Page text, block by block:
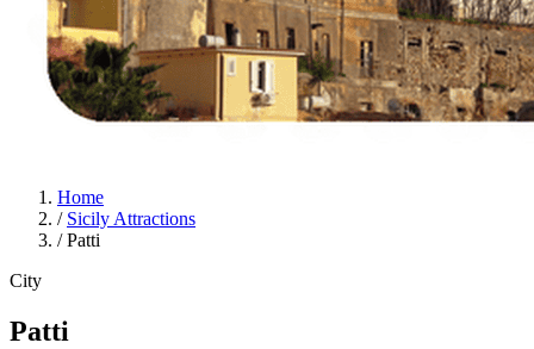
Home
/ Sicily Attractions
/ Patti
City
Patti